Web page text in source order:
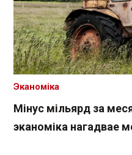
Мінус мільярд за
эканоміка нагадвае
Эканоміка